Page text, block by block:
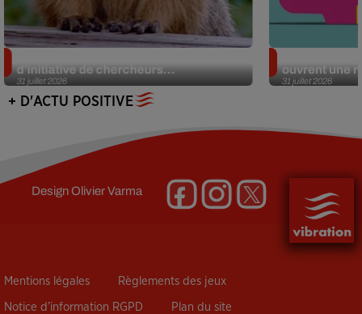
31 juillet 2026
d’initiative de chercheurs...
31 juillet 2026
ouvrent une
+ D'ACTU POSITIVE
DesignOlivier Varma
Mentions légales Règlements des jeux
Notice d’information RGPD Plan du site